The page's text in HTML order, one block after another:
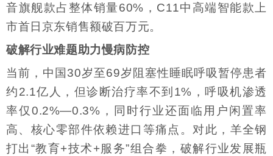
音旗舰款占整体销量60%，C11中高端智能款上
市首日京东销售额破百万元。
破解行业难题助力慢病防控
当前，中国30岁至69岁阻塞性睡眠呼吸暂停患者
约2.1亿人，但诊断治疗率不到1%，呼吸机渗透
率仅0.2%—0.3%，同时行业还面临用户闲置率
高、核心零部件依赖进口等痛点。对此，羊全钢
打出“教育+技术+服务”组合拳，破解行业发展瓶